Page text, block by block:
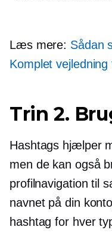
Læs mere: Sådan
Komplet
Trin 2.
Hashtags hjælper
men de kan også
profilnavigation til
navnet på din
hashtag for hver